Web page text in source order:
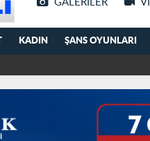
GALERILER
KADIN ŞANS OYUNLARI